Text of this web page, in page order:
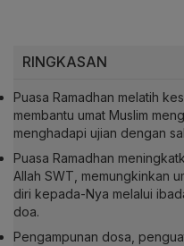
RINGKASAN
Puasa Ramadhan melatih
membantu umat Muslim
menghadapi ujian dengan
Puasa Ramadhan
Allah SWT, memungkinkan
diri kepada-Nya melalui
doa.
Pengampunan dosa,